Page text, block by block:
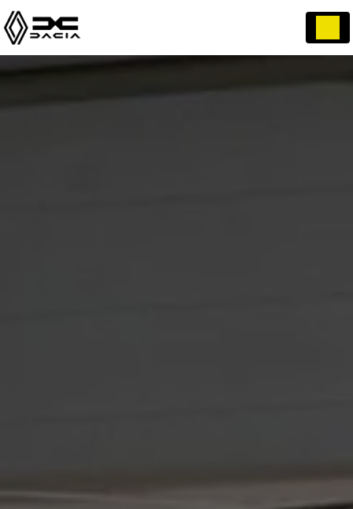
Panneau de gestion des cookies